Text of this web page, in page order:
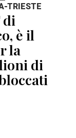
TRIESTE
di
è il
la
di